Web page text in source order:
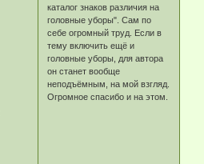
каталог знаков различия на
головные уборы". Сам по
себе огромный труд. Если в
тему включить ещё и
головные уборы, для автора
он станет вообще
неподъёмным, на мой взгляд.
Огромное спасибо и на этом.